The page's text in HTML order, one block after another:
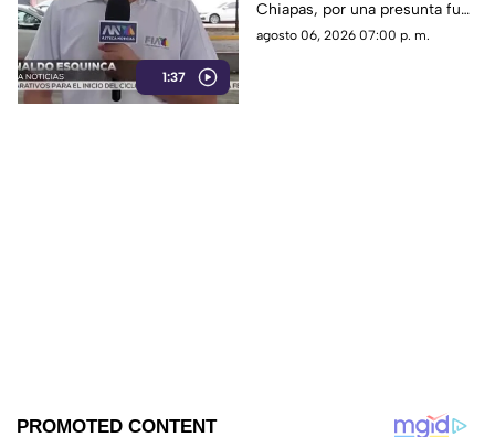
1:37
emergencia
Chiapas, por una presunta fuga
de amoniaco en una hielería.
agosto 06, 2026 07:00 p. m.